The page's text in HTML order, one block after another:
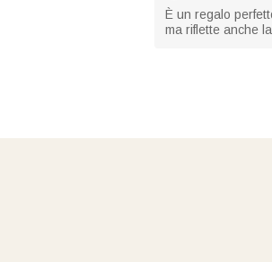
È un regalo
ma riflette anche